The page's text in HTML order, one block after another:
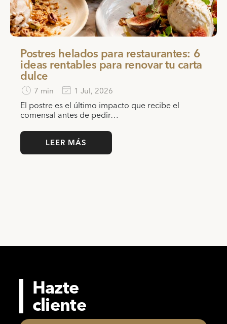
Postres helados para restaurantes: 6
ideas rentables para renovar tu carta
dulce
7 min 1 Jul, 2026
El postre es el último impacto que recibe el
comensal antes de pedir…
LEER MÁS
Hazte
cliente